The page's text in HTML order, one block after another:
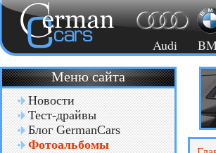
Audi
Меню сайта
Новости
Тест-драйвы
Блог GermanCars
Фотоальбомы